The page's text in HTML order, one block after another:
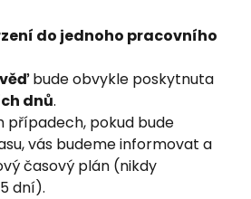
do jednoho pracovního
bude obvykle poskytnuta
dnů.
případech, pokud bude
vás budeme informovat a
časový plán (nikdy
dní).